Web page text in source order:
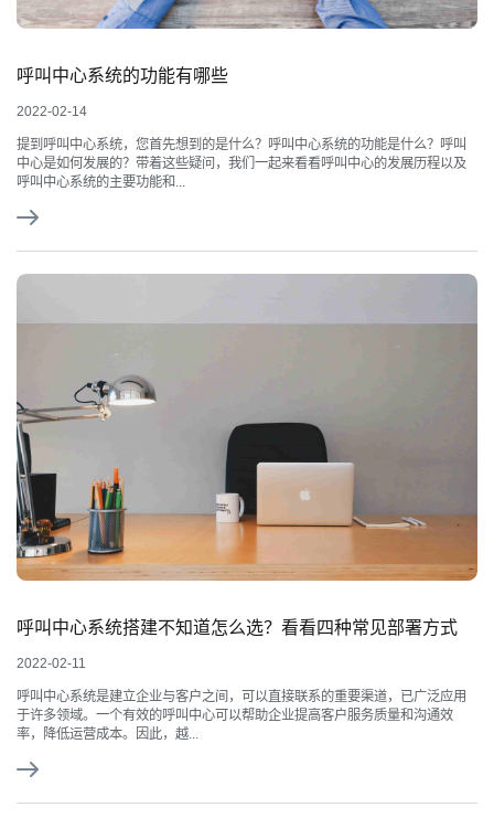
呼叫中心系统的功能有哪些
2022-02-14
提到呼叫中心系统，您首先想到的是什么？呼叫中心系统的功能是什么？呼叫
中心是如何发展的？带着这些疑问，我们一起来看看呼叫中心的发展历程以及
呼叫中心系统的主要功能和...
呼叫中心系统搭建不知道怎么选？看看四种常见部署方式
2022-02-11
呼叫中心系统是建立企业与客户之间，可以直接联系的重要渠道，已广泛应用
于许多领域。一个有效的呼叫中心可以帮助企业提高客户服务质量和沟通效
率，降低运营成本。因此，越...